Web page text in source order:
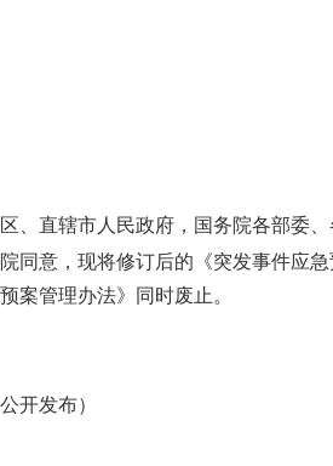
、直辖市人民政府，国务院各部委
同意，现将修订后的《突发事件应
案管理办法》同时废止。
开发布）